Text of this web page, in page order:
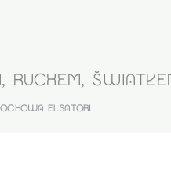
RUCHEM,
ELSATORI